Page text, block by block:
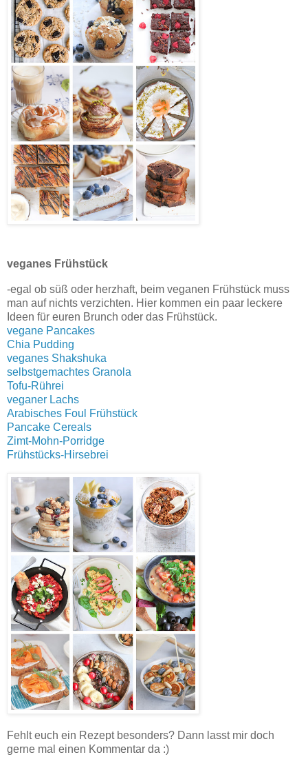
veganes Frühstück
-egal ob süß oder herzhaft, beim veganen Frühstück muss
man auf nichts verzichten. Hier kommen ein paar leckere
Ideen für euren Brunch oder das Frühstück.
vegane Pancakes
Chia Pudding
veganes Shakshuka
selbstgemachtes Granola
Tofu-Rührei
veganer Lachs
Arabisches Foul Frühstück
Pancake Cereals
Zimt-Mohn-Porridge
Frühstücks-Hirsebrei
Fehlt euch ein Rezept besonders? Dann lasst mir doch
gerne mal einen Kommentar da :)